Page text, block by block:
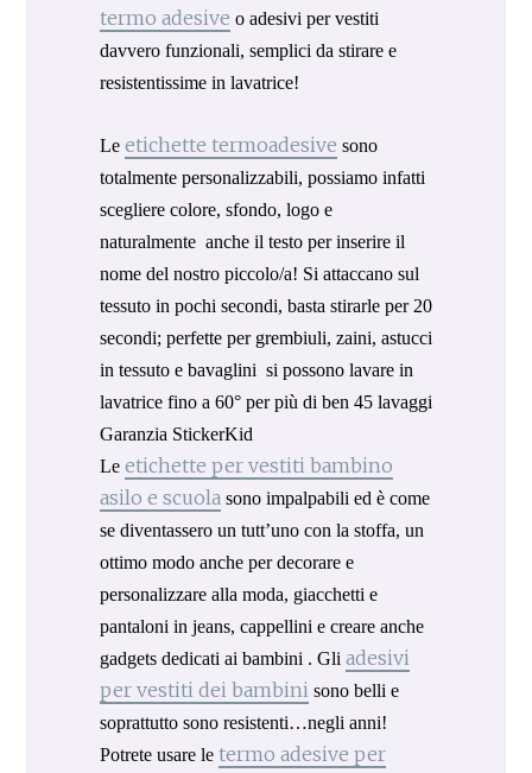
termo adesive o adesivi per vestiti
davvero funzionali, semplici da stirare e
resistentissime in lavatrice!
Le etichette termoadesive sono
totalmente personalizzabili, possiamo infatti
scegliere colore, sfondo, logo e
naturalmente anche il testo per inserire il
nome del nostro piccolo/a! Si attaccano sul
tessuto in pochi secondi, basta stirarle per 20
secondi; perfette per grembiuli, zaini, astucci
in tessuto e bavaglini si possono lavare in
lavatrice fino a 60° per più di ben 45 lavaggi
Garanzia StickerKid
Le etichette per vestiti bambino
asilo e scuola sono impalpabili ed è come
se diventassero un tutt’uno con la stoffa, un
ottimo modo anche per decorare e
personalizzare alla moda, giacchetti e
pantaloni in jeans, cappellini e creare anche
gadgets dedicati ai bambini . Gli adesivi
per vestiti dei bambini sono belli e
soprattutto sono resistenti…negli anni!
Potrete usare le termo adesive per